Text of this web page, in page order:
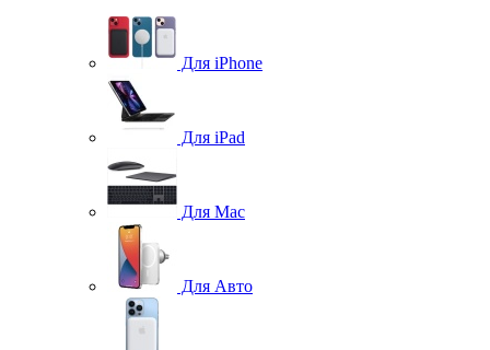
Для iPhone
Для iPad
Для Mac
Для Авто